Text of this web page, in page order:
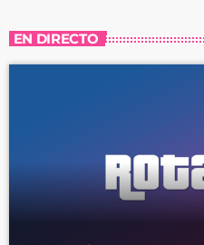
EN DIRECTO